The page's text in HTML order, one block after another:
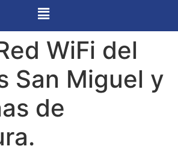
WiFi del
San Miguel y
de